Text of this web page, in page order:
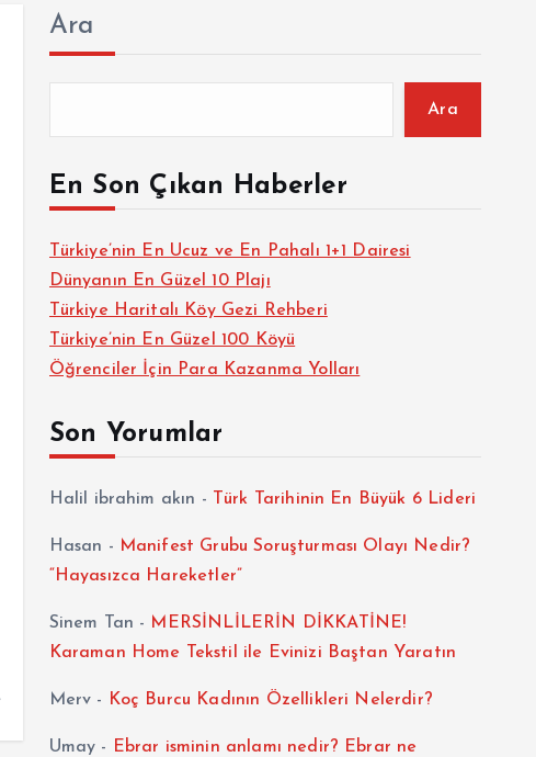
Ara
Ara
En Son Çıkan Haberler
Türkiye’nin En Ucuz ve En Pahalı 1+1 Dairesi
Dünyanın En Güzel 10 Plajı
Türkiye Haritalı Köy Gezi Rehberi
Türkiye’nin En Güzel 100 Köyü
Öğrenciler İçin Para Kazanma Yolları
Son Yorumlar
Halil ibrahim akın - Türk Tarihinin En Büyük 6 Lideri
Hasan - Manifest Grubu Soruşturması Olayı Nedir?
“Hayasızca Hareketler”
Sinem Tan - MERSİNLİLERİN DİKKATİNE!
Karaman Home Tekstil ile Evinizi Baştan Yaratın
Merv - Koç Burcu Kadının Özellikleri Nelerdir?
Umay -
Ebrar isminin anlamı nedir? Ebrar ne